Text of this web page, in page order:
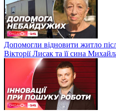
Допомогли відновити житло
Вікторії Лисак та її сина